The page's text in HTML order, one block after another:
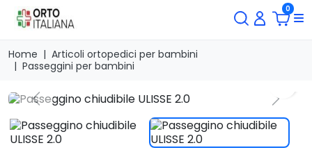
0
Home
Articoli ortopedici per bambini
Passeggini per bambini
Previous Next